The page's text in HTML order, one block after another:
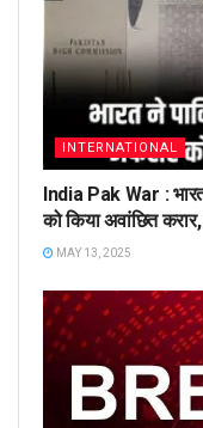
INTERNATIONAL
India Pak War :
को किया अवांछित
MAY 13, 2025